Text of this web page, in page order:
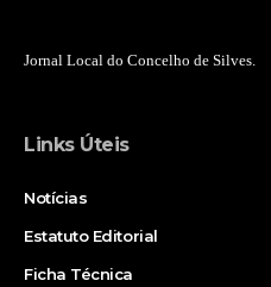
Jornal Local do Concelho de Silves.
Links Úteis
Notícias
Estatuto Editorial
Ficha Técnica